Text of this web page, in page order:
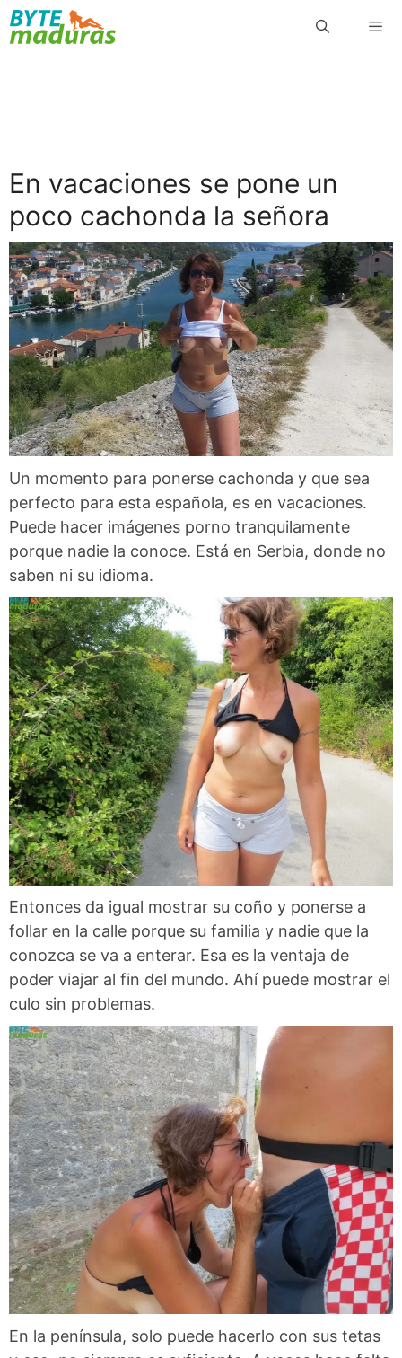
Saltar
al
En vacaciones se pone un
poco cachonda la señora
Un momento para ponerse cachonda y que sea
perfecto para esta española, es en vacaciones.
Puede hacer imágenes porno tranquilamente
porque nadie la conoce. Está en Serbia, donde no
saben ni su idioma.
Entonces da igual mostrar su coño y ponerse a
follar en la calle porque su familia y nadie que la
conozca se va a enterar. Esa es la ventaja de
poder viajar al fin del mundo. Ahí puede mostrar el
culo sin problemas.
En la península, solo puede hacerlo con sus tetas